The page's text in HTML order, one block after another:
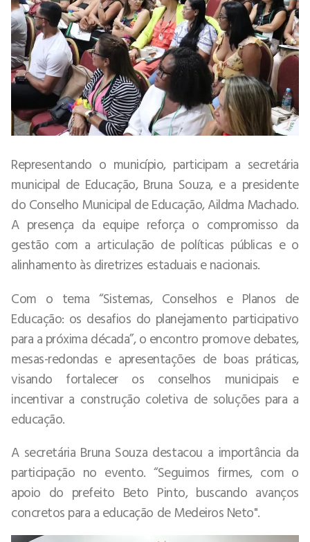
Representando o município, participam a secretária
municipal de Educação, Bruna Souza, e a presidente
do Conselho Municipal de Educação, Aildma Machado.
A presença da equipe reforça o compromisso da
gestão com a articulação de políticas públicas e o
alinhamento às diretrizes estaduais e nacionais.
Com o tema “Sistemas, Conselhos e Planos de
Educação: os desafios do planejamento participativo
para a próxima década”, o encontro promove debates,
mesas-redondas e apresentações de boas práticas,
visando fortalecer os conselhos municipais e
incentivar a construção coletiva de soluções para a
educação.
A secretária Bruna Souza destacou a importância da
participação no evento. “Seguimos firmes, com o
apoio do prefeito Beto Pinto, buscando avanços
concretos para a educação de Medeiros Neto".